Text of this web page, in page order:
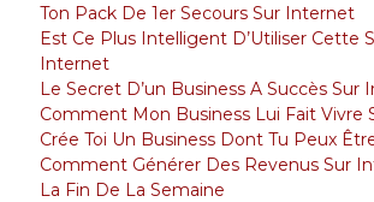
Ton Pack De 1er Secours Sur Internet
Est Ce Plus Intelligent D’Utiliser Cette
Internet
Le Secret D’un Business A Succès Sur
Comment Mon Business Lui Fait Vivre
Crée Toi Un Business Dont Tu Peux
Comment Générer Des Revenus Sur
La Fin De La Semaine